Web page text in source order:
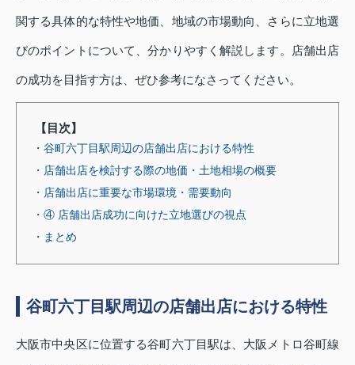
関する具体的な特性や地価、地域の市場動向、さらに立地選
びのポイントについて、分かりやすく解説します。店舗出店
の成功を目指す方は、ぜひ参考になさってください。
【目次】
・谷町六丁目駅周辺の店舗出店における特性
・店舗出店を検討する際の地価・土地相場の概要
・店舗出店に重要な市場環境・需要動向
・④ 店舗出店成功に向けた立地選びの視点
・まとめ
谷町六丁目駅周辺の店舗出店における特性
大阪市中央区に位置する谷町六丁目駅は、大阪メトロ谷町線